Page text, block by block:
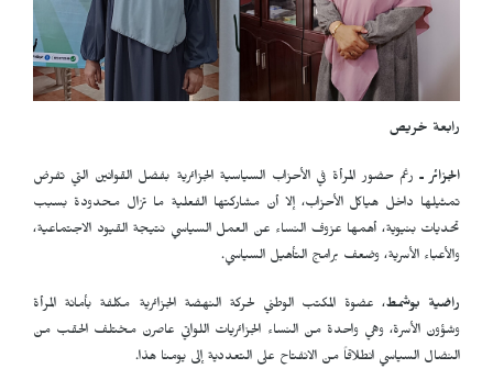
رابعة خريص
الجزائر ـرغم حضور المرأة في الأحزاب السياسية الجزائرية بفضل القوانين التي تفرض
تمثيلها داخل هياكل الأحزاب، إلا أن مشاركتها الفعلية ما تزال محدودة بسبب
تحديات بنيوية، أهمها عزوف النساء عن العمل السياسي نتيجة القيود الاجتماعية،
والأعباء الأسرية، وضعف برامج التأهيل السياسي.
راضية بوشمط، عضوة المكتب الوطني لحركة النهضة الجزائرية مكلفة بأمانة المرأة
وشؤون الأسرة، وهي واحدة من النساء الجزائريات اللواتي عاصرن مختلف الحقب من
النضال السياسي انطلاقاً من الانفتاح على التعددية إلى يومنا هذا.